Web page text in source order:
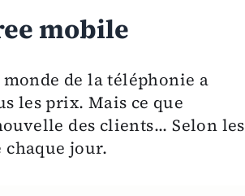
mobile
de la téléphonie a
les prix. Mais ce que
des clients... Selon les
chaque jour.